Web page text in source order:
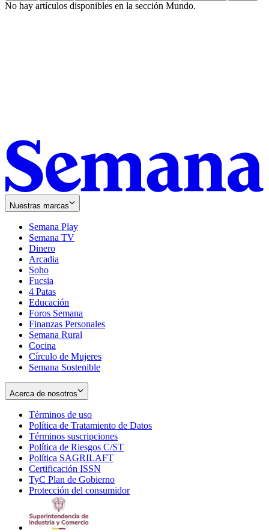
No hay artículos disponibles en la sección Mundo.
Nuestras marcas
Semana Play
Semana TV
Dinero
Arcadia
Soho
in
new
window
Fucsia
in
new
window
4 Patas
Educación
Foros Semana
Finanzas Personales
Semana Rural
Cocina
Círculo de Mujeres
Semana Sostenible
Acerca de nosotros
Términos de uso
in
new
window
Política de Tratamiento de Datos
Términos suscripciones
in
Política de Riesgos C/ST
Política SAGRILAFT
new
window
Certificación ISSN
in
new
TyC Plan de Gobierno
in
Protección del consumidorOpens